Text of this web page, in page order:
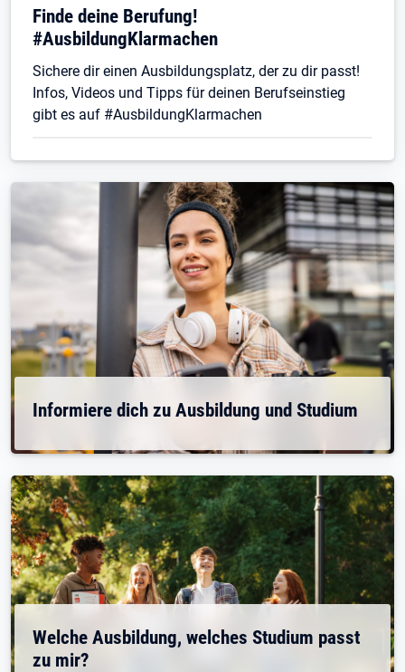
Finde deine Berufung!
#AusbildungKlarmachen
Sichere dir einen Ausbildungsplatz, der zu dir passt!
Infos, Videos und Tipps für deinen Berufseinstieg
gibt es auf #AusbildungKlarmachen
Informiere dich zu Ausbildung und Studium
Welche Ausbildung, welches Studium passt
zu mir?